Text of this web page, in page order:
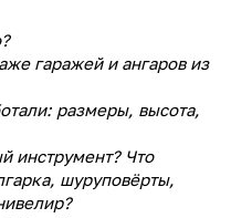
гаражей и ангаров из
размеры, высота,
инструмент? Что
шуруповёрты,